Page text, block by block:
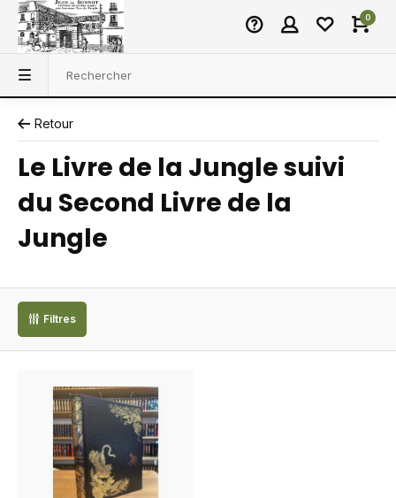
0
Retour
Le Livre de la Jungle suivi
du Second Livre de la
Jungle
Filtres